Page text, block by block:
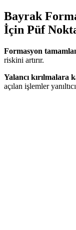
Bayrak
İçin Püf
Formasyon
riskini artırır.
Yalancı kırılmalara
açılan işlemler